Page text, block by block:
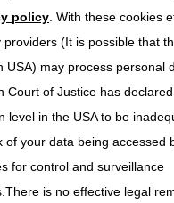
policy . With these cookies
providers (It is possible that
USA) may process personal
Court of Justice has
level in the USA to be
of your data being accessed
for control and surveillance
is no effective legal